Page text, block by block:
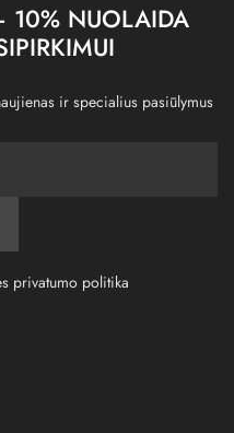
10% NUOLAIDA
ir specialius pasiūlymus
privatumo politika